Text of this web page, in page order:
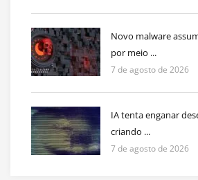
Novo malware
por meio ...
7 de agosto de 2026
IA tenta enganar
criando ...
7 de agosto de 2026